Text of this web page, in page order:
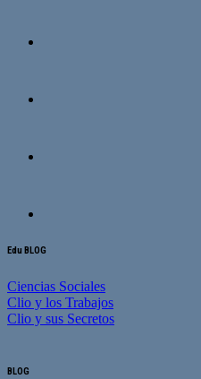
Edu BLOG
Ciencias Sociales
Clio y los Trabajos
Clio y sus Secretos
BLOG